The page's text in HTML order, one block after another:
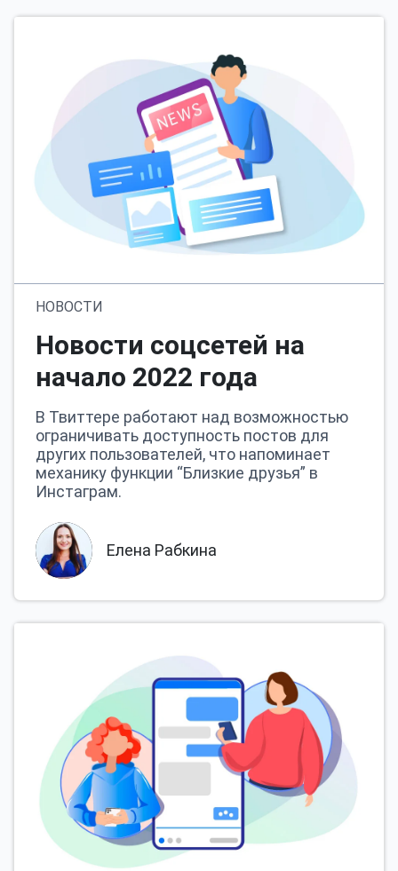
НОВОСТИ
Новости соцсетей на
начало 2022 года
В Твиттере работают над возможностью
ограничивать доступность постов для
других пользователей, что напоминает
механику функции “Близкие друзья” в
Инстаграм.
Елена Рабкина